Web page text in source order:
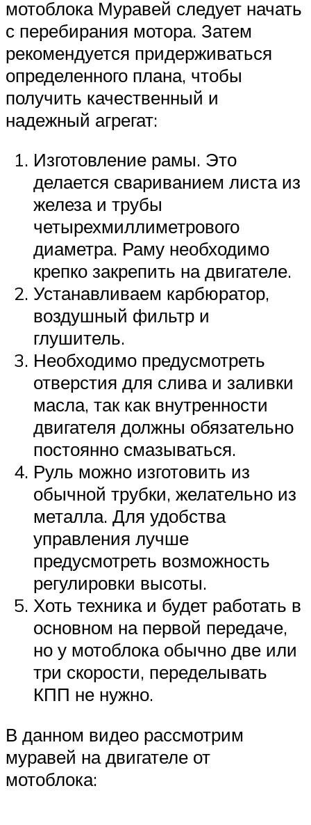
мотоблока Муравей следует начать
с перебирания мотора. Затем
рекомендуется придерживаться
определенного плана, чтобы
получить качественный и
надежный агрегат:
Изготовление рамы. Это
делается свариванием листа из
железа и трубы
четырехмиллиметрового
диаметра. Раму необходимо
крепко закрепить на двигателе.
Устанавливаем карбюратор,
воздушный фильтр и
глушитель.
Необходимо предусмотреть
отверстия для слива и заливки
масла, так как внутренности
двигателя должны обязательно
постоянно смазываться.
Руль можно изготовить из
обычной трубки, желательно из
металла. Для удобства
управления лучше
предусмотреть возможность
регулировки высоты.
Хоть техника и будет работать в
основном на первой передаче,
но у мотоблока обычно две или
три скорости, переделывать
КПП не нужно.
В данном видео рассмотрим
муравей на двигателе от
мотоблока: